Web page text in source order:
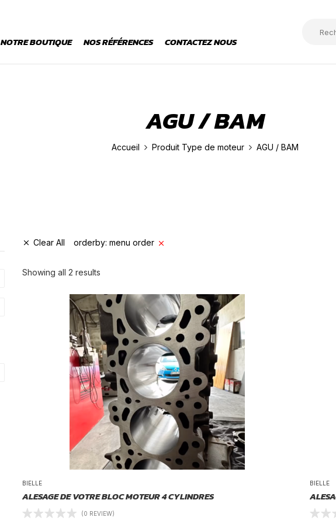
NOTRE BOUTIQUE NOS RÉFÉRENCES CONTACTEZ NOUS
AGU / BAM
Accueil Produit Type de moteur AGU / BAM
Clear All orderby: menu order
Showing all 2 results
BIELLE
ALESAGE DE VOTRE BLOC MOTEUR 4 CYLINDRES
(0 REVIEW)
BIELLE